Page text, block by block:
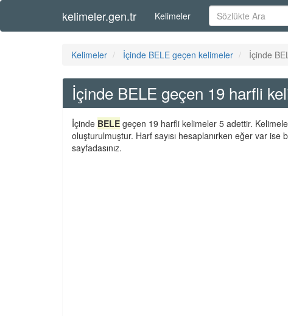
kelimeler.gen.tr Kelimeler
Kelimeler İçinde BELE geçen kelimeler İçinde
İçinde BELE geçen 19 harfli
İçinde BELE geçen 19 harfli kelimeler 5 adettir.
oluşturulmuştur. Harf sayısı hesaplanırken eğer var
sayfadasınız.